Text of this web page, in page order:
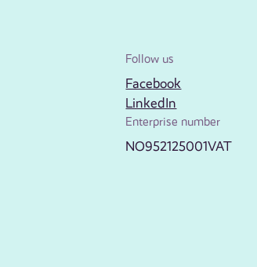
Follow us
Facebook
LinkedIn
Enterprise number
NO952125001VAT